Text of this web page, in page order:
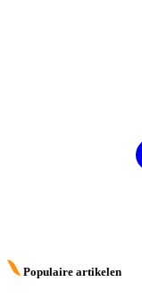
Populaire artikelen